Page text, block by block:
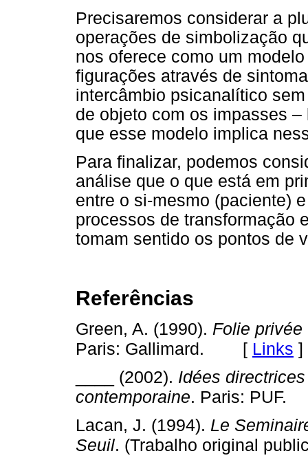
Precisaremos considerar a
operações de simbolização
nos oferece como um
figurações através de
intercâmbio psicanalítico
de objeto com os impasses
que esse modelo implica
Para finalizar, podemos
análise que o que está em
entre o si-mesmo (paciente)
processos de transformação
tomam sentido os pontos de
Referências
Green, A. (1990). Folie
Paris: Gallimard. [ Links ]
____ (2002). Idées
contemporaine. Paris: PUF.
Lacan, J. (1994). Le
Seuil. (Trabalho original